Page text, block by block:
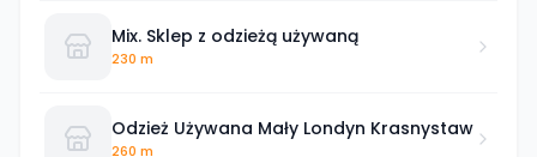
Mix. Sklep z odzieżą używaną
230 m
Odzież Używana Mały Londyn Krasnystaw
260 m